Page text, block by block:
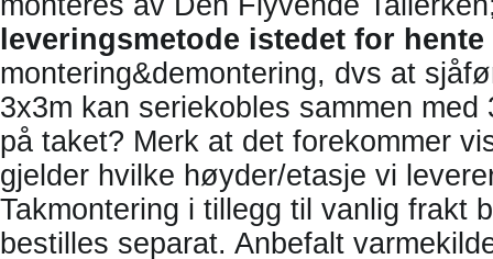
leveringsmetode istedet for
montering&demontering, dvs at
3x3m kan seriekobles sammen
på taket? Merk at det forekommer
gjelder hvilke høyder/etasje vi
Takmontering i tillegg til vanlig frakt
bestilles separat. Anbefalt